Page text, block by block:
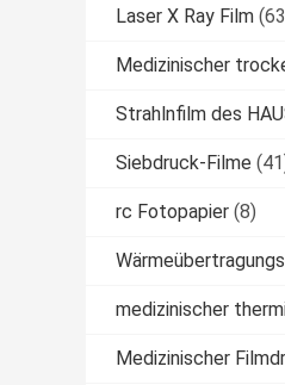
Laser X Ray Film
Medizinischer
Strahlnfilm des
Siebdruck-Filme
rc Fotopapier (8)
medizinischer
Medizinischer